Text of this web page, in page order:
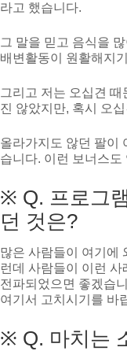
라고 했습니다.
그 말을 믿고 음식을
배변활동이 원활해지
그리고 저는 오십견 때
진 않았지만, 혹시 오
올라가지도 않던 팔이
습니다. 이런 보너스
※ Q. 프로그
던 것은?
많은 사람들이 여기에
런데 사람들이 이런 사
전파되었으면 좋겠습
여기서 고치시기를 바
※ Q. 마치는